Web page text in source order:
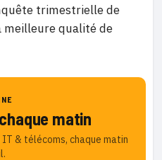
trimestrielle de
meilleure qualité de
matin
& télécoms, chaque matin